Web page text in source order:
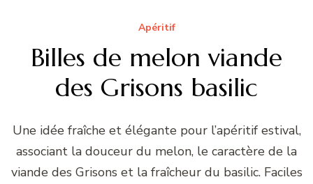
Apéritif
Billes de melon viande
des Grisons basilic
Une idée fraîche et élégante pour l’apéritif estival,
associant la douceur du melon, le caractère de la
viande des Grisons et la fraîcheur du basilic. Faciles